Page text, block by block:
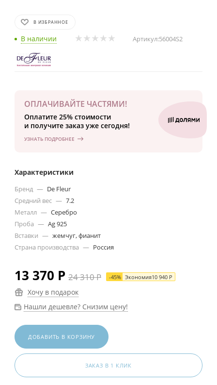
В ИЗБРАННОЕ
В наличии Артикул:56004S2
ОПЛАЧИВАЙТЕ ЧАСТЯМИ!
Оплатите 25% стоимости
и получите заказ уже сегодня!
УЗНАТЬ ПОДРОБНЕЕ
Характеристики
Бренд — De Fleur
Средний вес — 7.2
Металл — Серебро
Проба — Ag 925
Вставки — жемчуг, фианит
Страна производства — Россия
13 370 Р 24 310Р -45% Экономия10 940 Р
Хочу в подарок
Нашли дешевле? Снизим цену!
ДОБАВИТЬ В КОРЗИНУ
ЗАКАЗ В 1 КЛИК